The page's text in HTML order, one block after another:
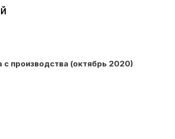
с производства (октябрь 2020)